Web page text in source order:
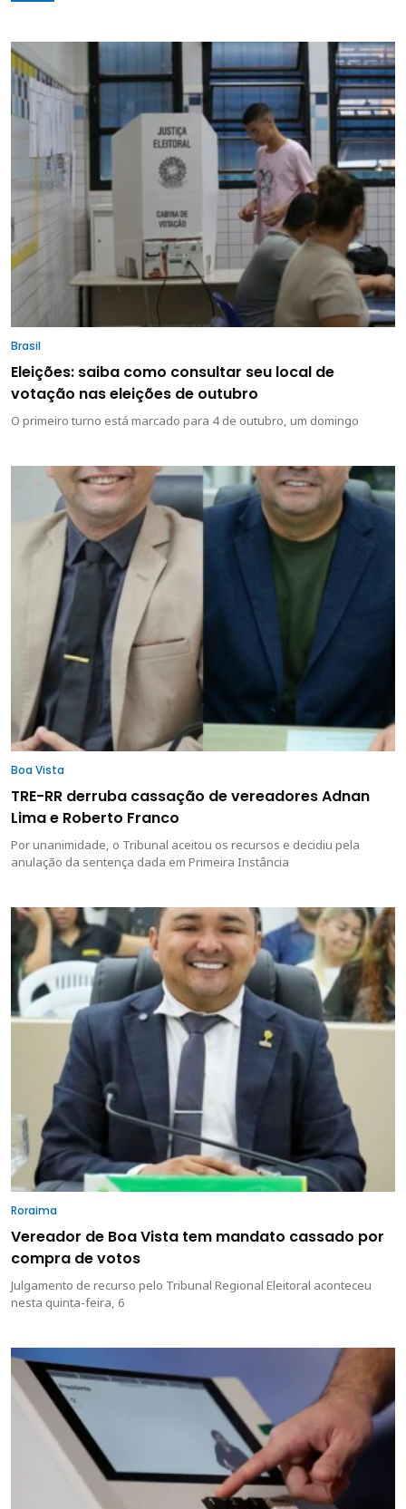
Brasil
Eleições: saiba como consultar seu local de
votação nas eleições de outubro
O primeiro turno está marcado para 4 de outubro, um domingo
Boa Vista
TRE-RR derruba cassação de vereadores Adnan
Lima e Roberto Franco
Por unanimidade, o Tribunal aceitou os recursos e decidiu pela
anulação da sentença dada em Primeira Instância
Roraima
Vereador de Boa Vista tem mandato cassado por
compra de votos
Julgamento de recurso pelo Tribunal Regional Eleitoral aconteceu
nesta quinta-feira, 6